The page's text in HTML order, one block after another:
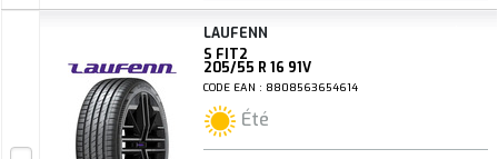
LAUFENN
S FIT2
205/55 R 16 91V
CODE EAN : 8808563654614
Été